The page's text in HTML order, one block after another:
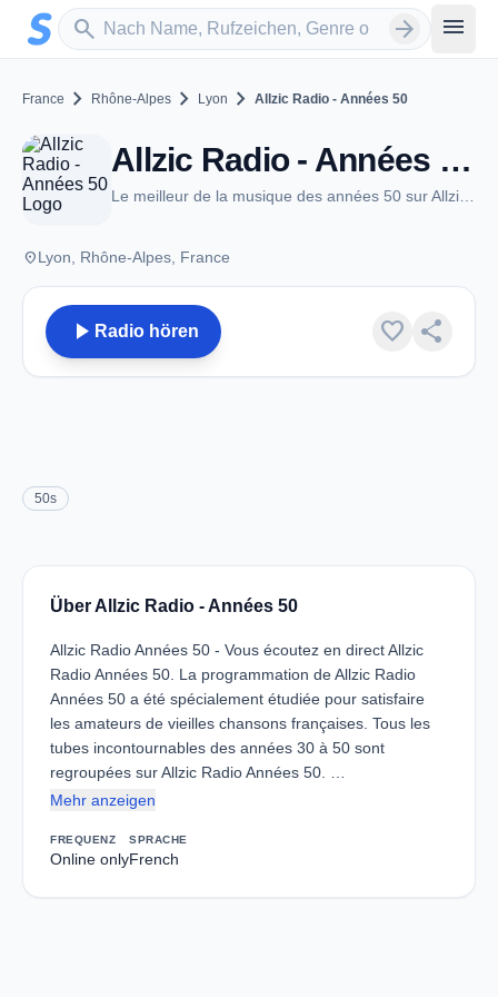
Zum Hauptinhalt springen
search
Sender suchen arrow_forward menu
France chevron_right Rhône-Alpes chevron_right Lyon chevron_right Allzic Radio - Années 50
Allzic Radio - Années 50 - Lyon
placeLyon, Rhône-Alpes, France
play_arrow Radio hören favorite share
50s
Über Allzic Radio - Années 50
Allzic Radio Années 50 - Vous écoutez en direct Allzic
Radio Années 50. La programmation de Allzic Radio
Années 50 a été spécialement étudiée pour satisfaire
les amateurs de vieilles chansons françaises. Tous les
tubes incontournables des années 30 à 50 sont
regroupées sur Allzic Radio Années 50. …
Mehr anzeigen
FREQUENZ
Online only
SPRACHE
French